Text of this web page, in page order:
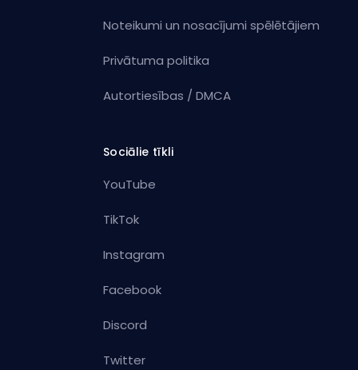
Noteikumi un nosacījumi spēlētājiem
Privātuma politika
Autortiesības / DMCA
Sociālie tīkli
YouTube
TikTok
Instagram
Facebook
Discord
Twitter